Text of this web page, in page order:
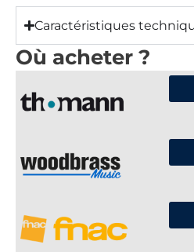
Caractéristiques
Où acheter ?